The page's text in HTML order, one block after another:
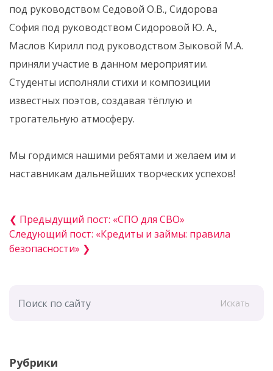
под руководством Седовой О.В., Сидорова
София под руководством Сидоровой Ю. А.,
Маслов Кирилл под руководством Зыковой М.А.
приняли участие в данном мероприятии.
Студенты исполняли стихи и композиции
известных поэтов, создавая тёплую и
трогательную атмосферу.
Мы гордимся нашими ребятами и желаем им и
наставникам дальнейших творческих успехов!
❮ Предыдущий пост: «СПО для СВО»
Следующий пост: «Кредиты и займы: правила
безопасности» ❯
Искать
Рубрики